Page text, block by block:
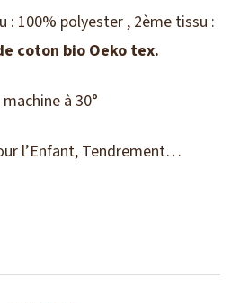
: 100% polyester , 2ème tissu :
coton bio Oeko tex.
à 30°
l’Enfant, Tendrement…